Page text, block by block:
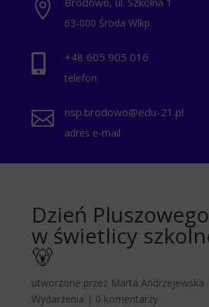

63-000 Środa Wlkp.
 +48 ‭605 905 016‬
telefon
 nsp.brodowo@edu-21.pl
adres e-mail
Dzień
w świetlicy
🐻
utworzone przez Marta Andrzejewska
Wydarzenia | 0 komentarzy